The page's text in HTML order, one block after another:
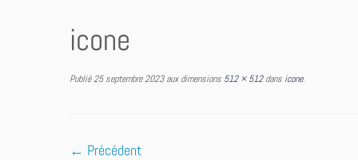
icone
Publié25 septembre 2023aux dimensions 512 × 512dans icone.
← Précédent